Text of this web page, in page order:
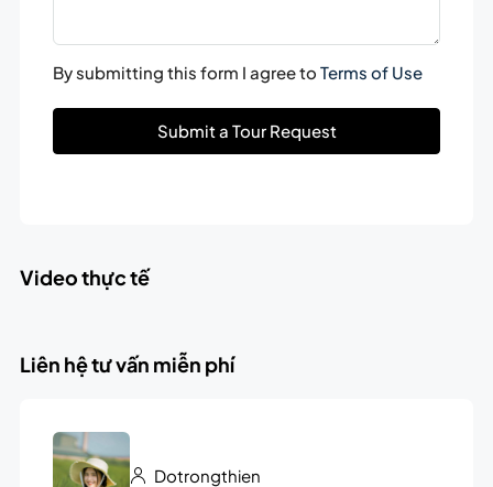
By submitting this form I agree to Terms of Use
Submit a Tour Request
Video thực tế
Liên hệ tư vấn miễn phí
Dotrongthien